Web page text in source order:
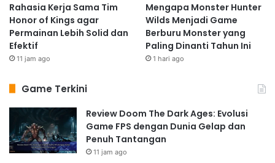
Rahasia Kerja Sama Tim
Honor of Kings agar
Permainan Lebih Solid dan
Efektif
11 jam ago
Mengapa Monster Hunter
Wilds Menjadi Game
Berburu Monster yang
Paling Dinanti Tahun Ini
1 hari ago
Game Terkini
Review Doom The Dark Ages: Evolusi
Game FPS dengan Dunia Gelap dan
Penuh Tantangan
11 jam ago